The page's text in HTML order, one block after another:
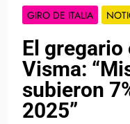
GIRO DE ITALIA
El
Visma:
subieron
2025”